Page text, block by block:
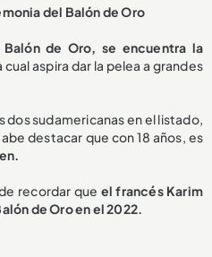
del Balón de Oro
de Oro, se encuentra la
cual aspira dar la pelea a grandes
dos sudamericanas en el listado,
destacar que con 18 años, es
recordar que el francés Karim
de Oro en el 2022.